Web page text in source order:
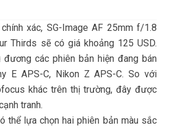
xác, SG-Image AF 25mm f/1.8
Thirds sẽ có giá khoảng 125 USD.
các phiên bản hiện đang bán
E APS-C, Nikon Z APS-C. So với
khác trên thị trường, đây được
tranh.
thể lựa chọn hai phiên bản màu sắc